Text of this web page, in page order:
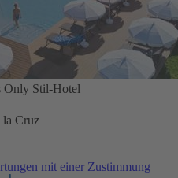
Stil-Hotel
la Cruz
mit einer Zustimmung